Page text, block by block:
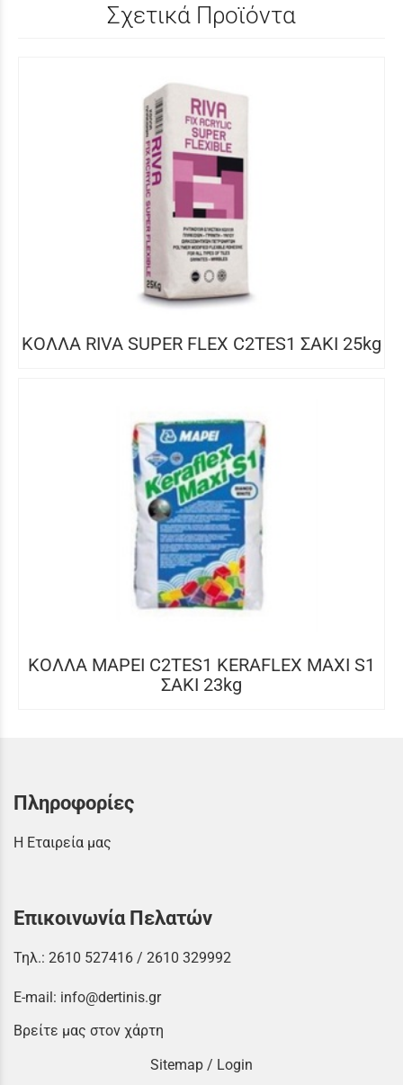
Σχετικά Προϊόντα
ΚΟΛΛΑ RIVA SUPER FLEX C2TES1 ΣΑΚΙ 25kg
ΚΟΛΛΑ MAPEI C2TES1 KERAFLEX MAXI S1
ΣΑΚΙ 23kg
Πληροφορίες
Η Εταιρεία μας
Επικοινωνία Πελατών
Τηλ.: 2610 527416 / 2610 329992
E-mail: info@dertinis.gr
Βρείτε μας στον χάρτη
Sitemap / Login